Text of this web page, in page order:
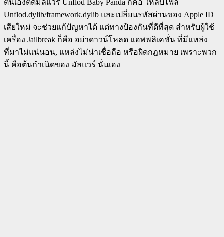
ตนเองติดมัลแวร์ Unflod Baby Panda ก็คือ ให้ลบไฟล์
Unflod.dylib/framework.dylib และเปลี่ยนรหัสผ่านของ Apple ID
เสียใหม่ จะช่วยแก้ปัญหาได้ แต่ทางป้องกันที่ดีที่สุด สำหรับผู้ใช้
เครื่อง Jailbreak ก็คือ อย่าดาวน์โหลด แอพพลิเคชั่น ที่มีแหล่ง
ที่มาไม่แน่นอน, แหล่งไม่น่าเชื่อถือ หรือผิดกฎหมาย เพราะพวก
นี้ คือต้นกำเนิดของ มัลแวร์ นั่นเอง